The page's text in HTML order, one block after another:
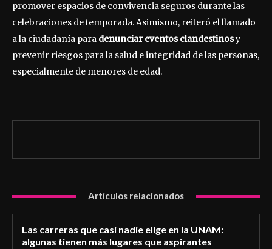
promover espacios de convivencia seguros durante las
celebraciones de temporada. Asimismo, reiteró el llamado
a la ciudadanía para denunciar eventos clandestinosy
prevenir riesgos para la salud e integridad de las personas,
especialmente de menores de edad.
Artículos relacionados
Las carreras que casi nadie elige en la UNAM:
algunas tienen más lugares que aspirantes